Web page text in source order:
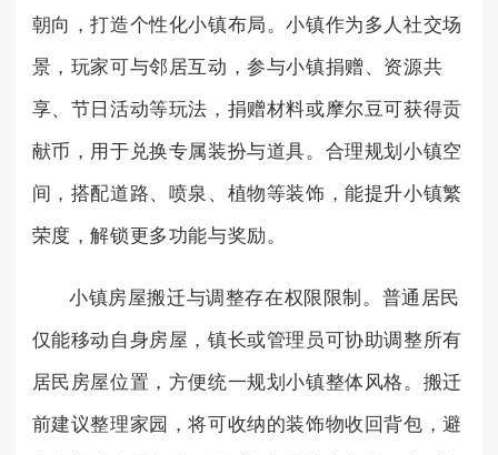
朝向，打造个性化小镇布局。小镇作为多人社交场
景，玩家可与邻居互动，参与小镇捐赠、资源共
享、节日活动等玩法，捐赠材料或摩尔豆可获得贡
献币，用于兑换专属装扮与道具。合理规划小镇空
间，搭配道路、喷泉、植物等装饰，能提升小镇繁
荣度，解锁更多功能与奖励。
小镇房屋搬迁与调整存在权限限制。普通居民
仅能移动自身房屋，镇长或管理员可协助调整所有
居民房屋位置，方便统一规划小镇整体风格。搬迁
前建议整理家园，将可收纳的装饰物收回背包，避